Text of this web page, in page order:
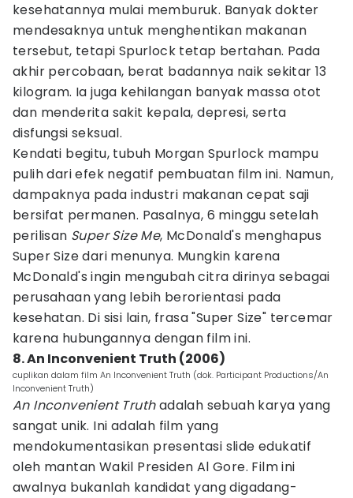
kesehatannya mulai memburuk. Banyak dokter
mendesaknya untuk menghentikan makanan
tersebut, tetapi Spurlock tetap bertahan. Pada
akhir percobaan, berat badannya naik sekitar 13
kilogram. Ia juga kehilangan banyak massa otot
dan menderita sakit kepala, depresi, serta
disfungsi seksual.
Kendati begitu, tubuh Morgan Spurlock mampu
pulih dari efek negatif pembuatan film ini. Namun,
dampaknya pada industri makanan cepat saji
bersifat permanen. Pasalnya, 6 minggu setelah
perilisan Super Size Me, McDonald's menghapus
Super Size dari menunya. Mungkin karena
McDonald's ingin mengubah citra dirinya sebagai
perusahaan yang lebih berorientasi pada
kesehatan. Di sisi lain, frasa "Super Size" tercemar
karena hubungannya dengan film ini.
8. An Inconvenient Truth (2006)
cuplikan dalam film An Inconvenient Truth (dok. Participant Productions/An
Inconvenient Truth)
An Inconvenient Truthadalah sebuah karya yang
sangat unik. Ini adalah film yang
mendokumentasikan presentasi slide edukatif
oleh mantan Wakil Presiden Al Gore. Film ini
awalnya bukanlah kandidat yang digadang-